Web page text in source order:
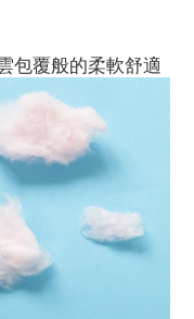
包覆般的柔軟舒適